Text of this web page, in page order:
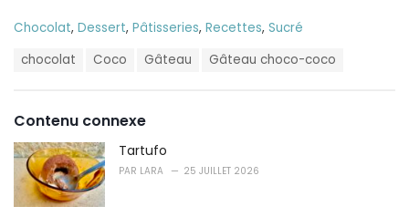
C
r
i
e
s
Chocolat, Dessert, Pâtisseries, Recettes, Sucré
:
chocolat Coco Gâteau Gâteau choco-coco
Contenu connexe
Tartufo
PAR LARA 25 JUILLET 2026